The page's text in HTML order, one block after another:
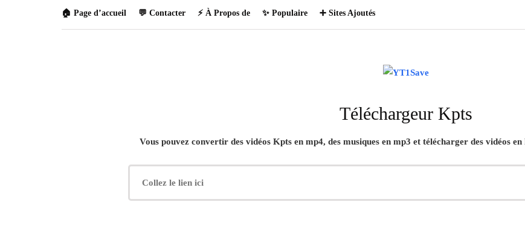
🏠 Page d’accueil 💬 Contacter ⚡ À Propos de ✨ Populaire ➕ Sites Ajoutés
Téléchargeur Kpts
Vous pouvez convertir des vidéos Kpts en mp4, des musiques en mp3 et télécharger des vidéos